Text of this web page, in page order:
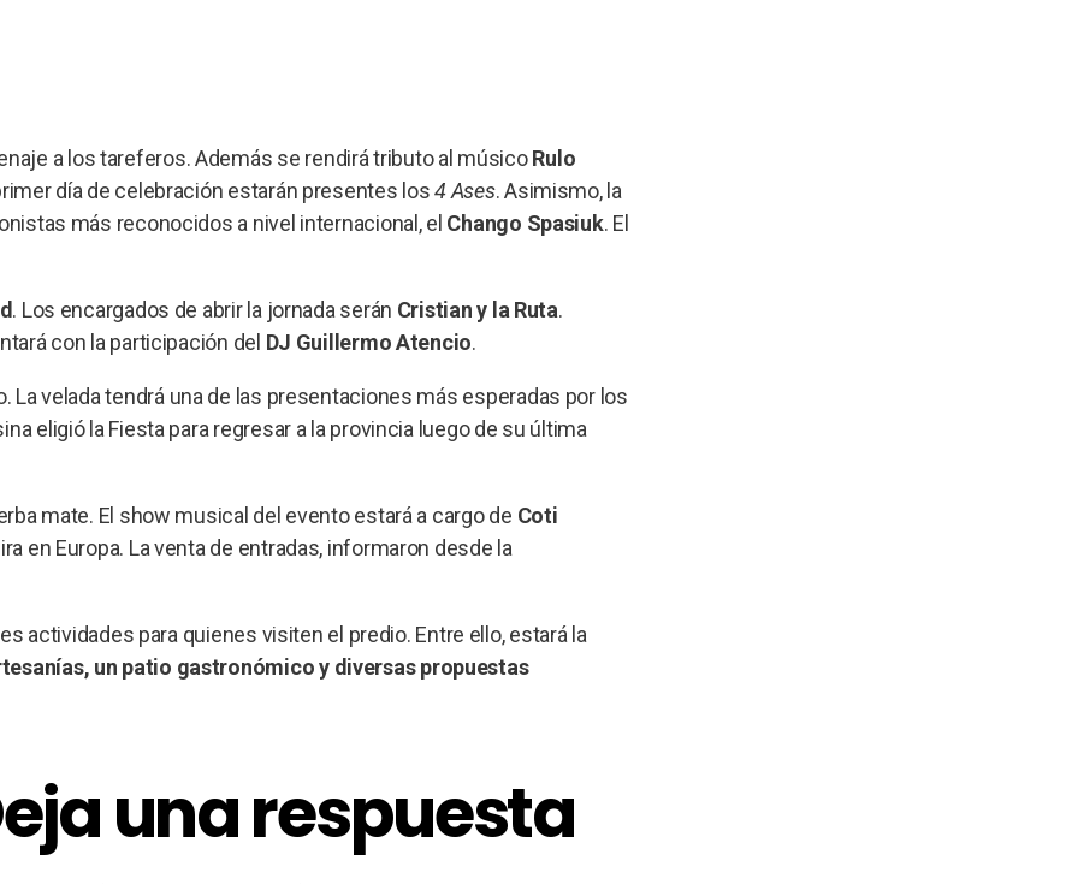
a los tareferos. Además se rendirá tributo al músicoRulo
día de celebración estarán presentes los4 Ases. Asimismo, la
más reconocidos a nivel internacional, el Chango Spasiuk. El
. Los encargados de abrir la jornada serán Cristian y la Ruta.
con la participación del DJ Guillermo Atencio.
La velada tendrá una de las presentaciones más esperadas por los
eligió la Fiesta para regresar a la provincia luego de su última
mate. El show musical del evento estará a cargo de Coti
en Europa. La venta de entradas, informaron desde la
actividades para quienes visiten el predio. Entre ello, estará la
un patio gastronómico y diversas propuestas
una respuesta